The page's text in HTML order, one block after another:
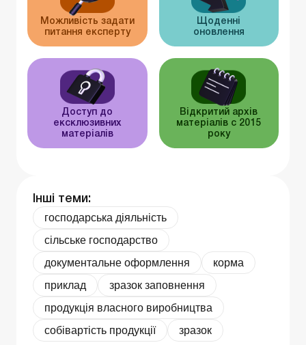
Можливість задати
питання експерту
Щоденні
оновлення
Доступ до
ексклюзивних
матеріалів
Відкритий архів
матеріалів c 2015
року
Інші теми:
господарська діяльність
сільське господарство
документальне оформлення
корма
приклад
зразок заповнення
продукція власного виробництва
собівартість продукції
зразок